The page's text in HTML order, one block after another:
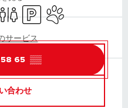
ToiletsCar parkAnimals accepted
サービス
65 ▒▒
合わせ